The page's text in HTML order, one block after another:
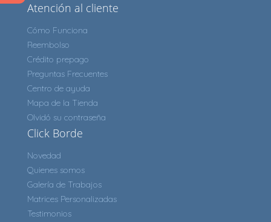
Atención al cliente
Cómo Funciona
Reembolso
Crédito prepago
Preguntas Frecuentes
Centro de ayuda
Mapa de la Tienda
Olvidó su contraseña
Click Borde
Novedad
Quienes somos
Galería de Trabajos
Matrices Personalizadas
Testimonios